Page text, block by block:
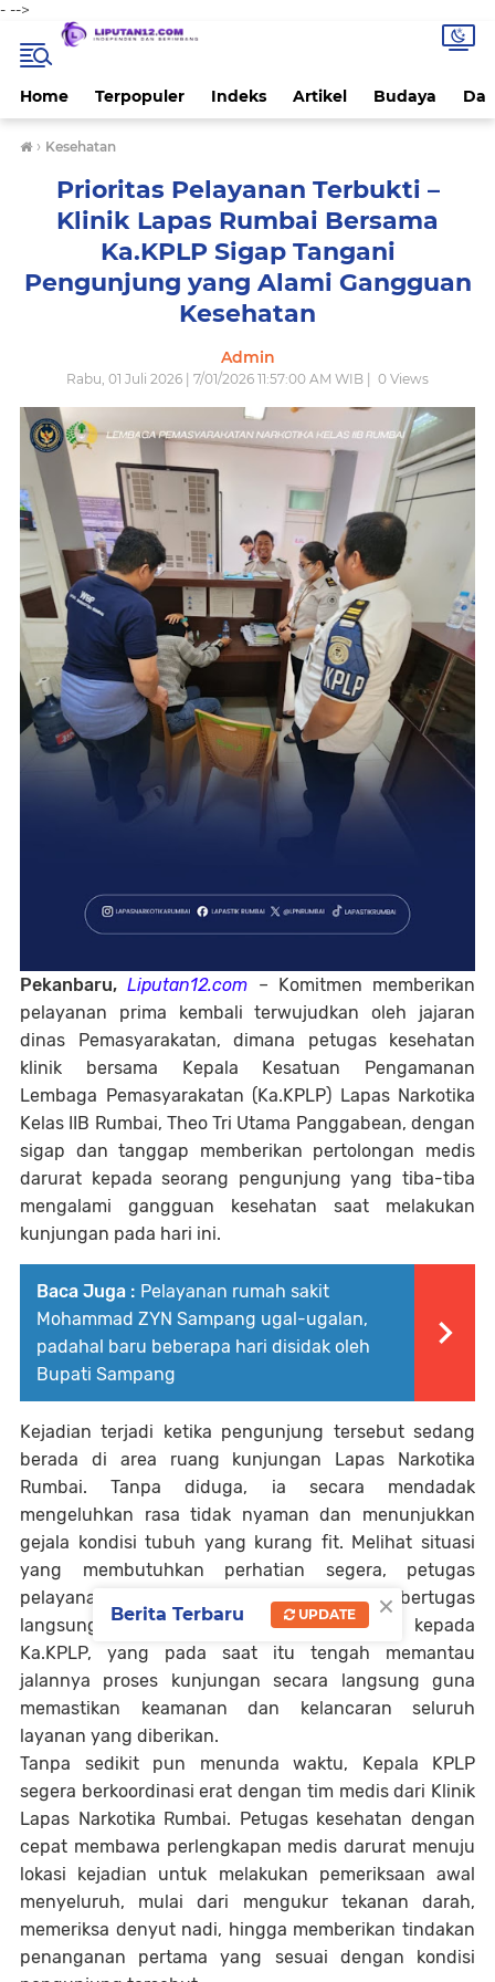
- -->
Home Terpopuler Indeks Artikel Budaya
› Kesehatan
Prioritas Pelayanan Terbukti –
Klinik Lapas Rumbai Bersama
Ka.KPLP Sigap Tangani
Pengunjung yang Alami Gangguan
Kesehatan
Admin
Rabu, 01 Juli 2026 | 7/01/2026 11:57:00 AM WIB | 0 Views
Pekanbaru,Liputan12.com – Komitmen memberikan
pelayanan prima kembali terwujudkan oleh jajaran
dinas Pemasyarakatan, dimana petugas kesehatan
klinik bersama Kepala Kesatuan Pengamanan
Lembaga Pemasyarakatan (Ka.KPLP) Lapas Narkotika
Kelas IIB Rumbai, Theo Tri Utama Panggabean, dengan
sigap dan tanggap memberikan pertolongan medis
darurat kepada seorang pengunjung yang tiba-tiba
mengalami gangguan kesehatan saat melakukan
kunjungan pada hari ini.
Baca Juga : Pelayanan rumah sakit
Mohammad ZYN Sampang ugal-ugalan,
padahal baru beberapa hari disidak oleh
Bupati Sampang
Kejadian terjadi ketika pengunjung tersebut sedang
berada di area ruang kunjungan Lapas Narkotika
Rumbai. Tanpa diduga, ia secara mendadak
mengeluhkan rasa tidak nyaman dan menunjukkan
gejala kondisi tubuh yang kurang fit. Melihat situasi
yang membutuhkan perhatian segera, petugas
pelayanan kunjungan yang sedang bertugas
langsung melaporkan kondisi tersebut kepada
Ka.KPLP, yang pada saat itu tengah memantau
jalannya proses kunjungan secara langsung guna
memastikan keamanan dan kelancaran seluruh
layanan yang diberikan.
Tanpa sedikit pun menunda waktu, Kepala KPLP
segera berkoordinasi erat dengan tim medis dari Klinik
Lapas Narkotika Rumbai. Petugas kesehatan dengan
cepat membawa perlengkapan medis darurat menuju
lokasi kejadian untuk melakukan pemeriksaan awal
menyeluruh, mulai dari mengukur tekanan darah,
memeriksa denyut nadi, hingga memberikan tindakan
penanganan pertama yang sesuai dengan kondisi
×
Berita Terbaru UPDATE